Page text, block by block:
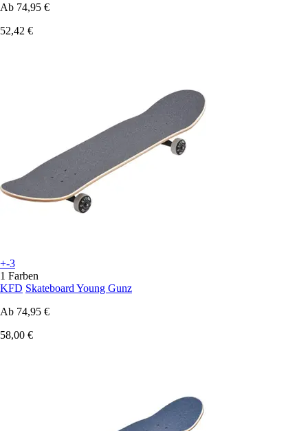
Ab 74,95 €
52,42 €
+-3
1 Farben
KFD Skateboard Young Gunz
Ab 74,95 €
58,00 €